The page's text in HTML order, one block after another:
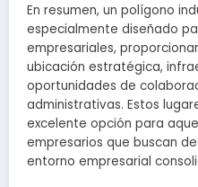
En resumen, un polígono
especialmente diseñado
empresariales,
ubicación estratégica,
oportunidades de
administrativas. Estos
excelente opción para
empresarios que buscan
entorno empresarial